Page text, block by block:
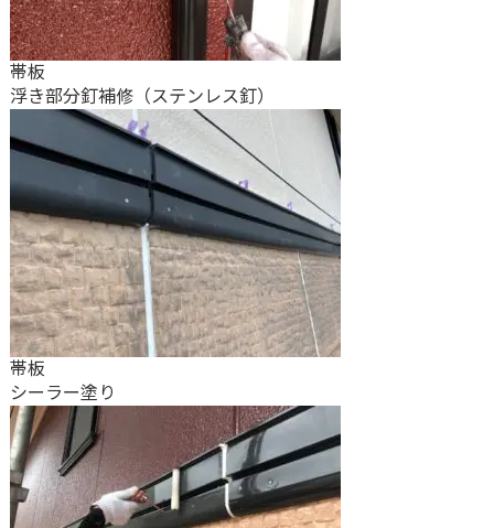
帯板
浮き部分釘補修（ステンレス釘）
帯板
シーラー塗り